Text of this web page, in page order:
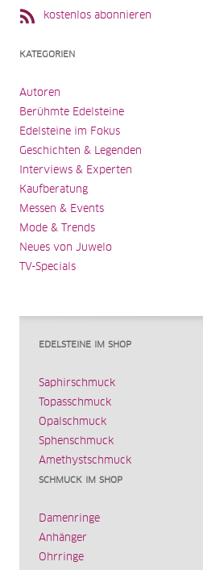
kostenlos abonnieren
KATEGORIEN
Autoren
Berühmte Edelsteine
Edelsteine im Fokus
Geschichten & Legenden
Interviews & Experten
Kaufberatung
Messen & Events
Mode & Trends
Neues von Juwelo
TV-Specials
EDELSTEINE IM SHOP
Saphirschmuck
Topasschmuck
Opalschmuck
Sphenschmuck
Amethystschmuck
SCHMUCK IM SHOP
Damenringe
Anhänger
Ohrringe